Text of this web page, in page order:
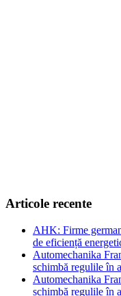
Articole recente
AHK: Firme
de eficiență
Automechanika
schimbă regulile în
Automechanika
schimbă regulile în